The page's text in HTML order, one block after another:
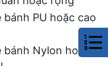
bánh PU hoặc cao
bánh Nylon hoặc